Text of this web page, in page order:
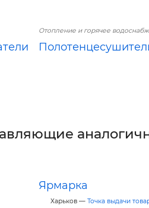
Отопление и горячее
Ярмарка
Харьков — Точка выдачи